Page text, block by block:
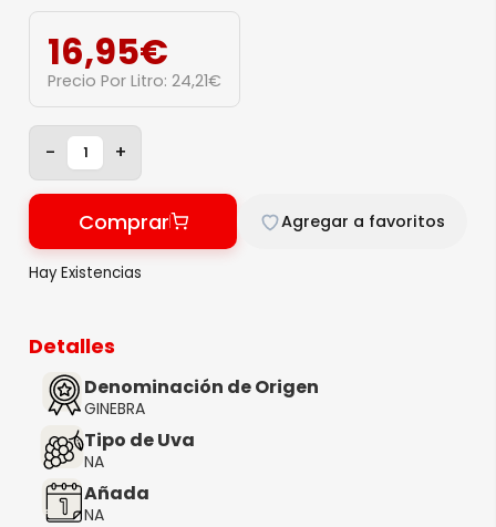
16,95€
Precio Por Litro: 24,21€
- +
Comprar Agregar a favoritos
Hay Existencias
Detalles
Denominación de Origen
GINEBRA
Tipo de Uva
NA
Añada
NA